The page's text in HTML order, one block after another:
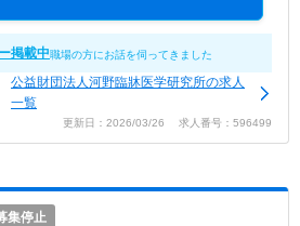
掲載中職場の方にお話を伺ってきました
公益財団法人河野臨牀医学研究所の求人
一覧
更新日：2026/03/26 求人番号：596499
集停止